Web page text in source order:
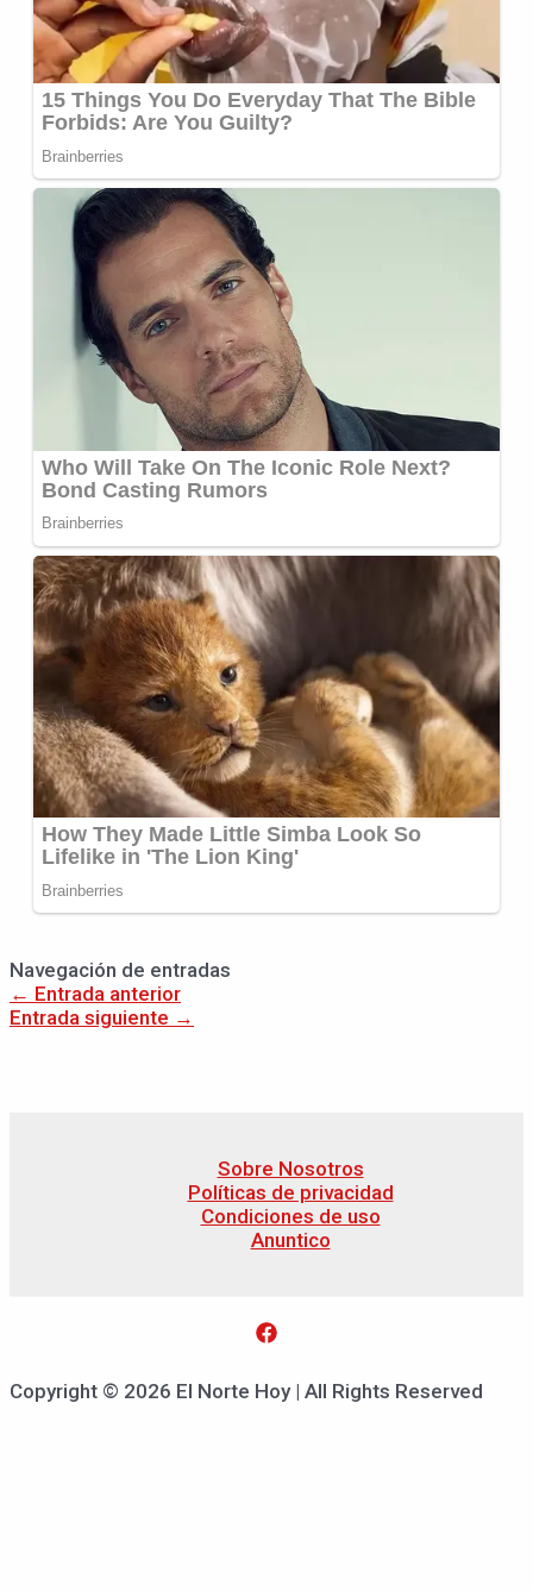
Navegación de entradas
← Entrada anterior
Entrada siguiente →
Sobre Nosotros
Políticas de privacidad
Condiciones de uso
Anuntico
Copyright © 2026 El Norte Hoy | All Rights Reserved